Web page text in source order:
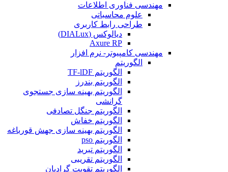
مهندسی فناوری اطلاعات
علوم محاسباتی
طراحی رابط کاربری
دیالوکس (DIALux)
Axure RP
مهندسی کامپیوتر- نرم افزار
الگوریتم
الگوریتم TF-lDF
الگوریتم بندرز
الگوریتم بهینه سازی جستجوی
گرانشی
الگوریتم جنگل تصادفی
الگوریتم خفاش
الگوریتم بهینه سازی جهش قورباغه
الگوریتم pso
الگوریتم تبرید
الگوریتم تقریبی
الگوریتم تقویت گرادیان